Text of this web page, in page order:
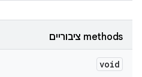
‫methods ציבוריים
void